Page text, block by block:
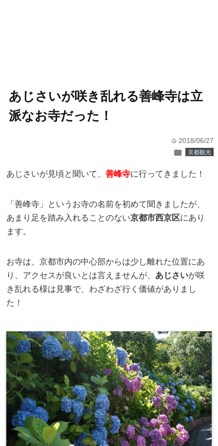
あじさいが咲き乱れる善峰寺は立
派なお寺だった！
time 2018/06/27
folder 京都観光
あじさいが見頃と聞いて、善峰寺に行ってきました！
「善峰寺」というお寺の名前を初めて聞きましたが、
あまり足を踏み入れることのない京都市西京区にあり
ます。
お寺は、京都市内の中心部からは少し離れた位置にあ
り、アクセスが良いとは言えませんが、 あじさいが咲
き乱れる様は見事で、わざわざ行く価値がありまし
た！